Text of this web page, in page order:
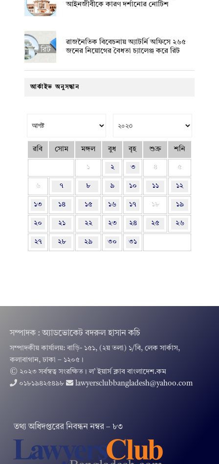
আইনজীবীকে কারণ দর্শানোর নোটিশ
রাজনৈতিক বিবেচনায় অ‍্যাটর্নি অফিসে ২৬৫
জনের নিয়োগের বৈধতা চ্যালেঞ্জ করে রিট
আর্কাইভ অনুসন্ধান
রবি সোম মঙ্গল বুধ বৃহ শুক্র শনি
১ ২ ৩ ৪ ৫
৬ ৭ ৮ ৯ ১০ ১১ ১২
১৩ ১৪ ১৫ ১৬ ১৭ ১৮ ১৯
২০ ২১ ২২ ২৩ ২৪ ২৫ ২৬
২৭ ২৮ ২৯ ৩০ ৩১
সম্পাদক : অ্যাডভোকেট বদরুল হাসান কচি
সম্পাদকীয় কার্যালয়: বাড়ি- ১৫১, (২য় তলা) ১/বি, লেক সার্কাস,
কলাবাগান, ঢাকা – ১২০৫।
© ২০২৩ সর্বস্বত্ব সংরক্ষিত । ল’ ইয়ার্স ক্লাব বাংলাদেশ.কম
০১৮১৯৪২৫৪৯৮
lawyersclubbangladesh@yahoo.com
তথ‌্য অ‌ধিদপ্ত‌রের নিবন্ধন নম্বর – ৮৩